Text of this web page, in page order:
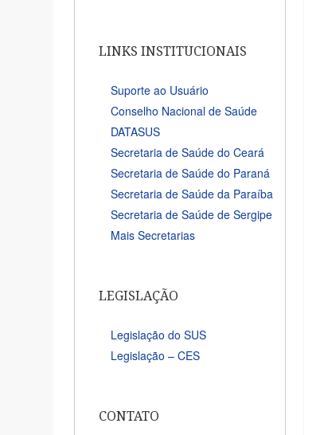
LINKS INSTITUCIONAIS
Suporte ao Usuário
Conselho Nacional de Saúde
DATASUS
Secretaria de Saúde do Ceará
Secretaria de Saúde do Paraná
Secretaria de Saúde da Paraíba
Secretaria de Saúde de Sergipe
Mais Secretarias
LEGISLAÇÃO
Legislação do SUS
Legislação – CES
CONTATO